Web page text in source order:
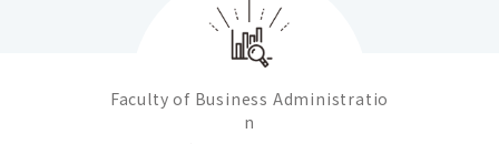
Faculty of Business Administratio
n